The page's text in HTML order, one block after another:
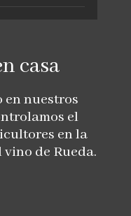
casa
en nuestros
el
en la
de Rueda.